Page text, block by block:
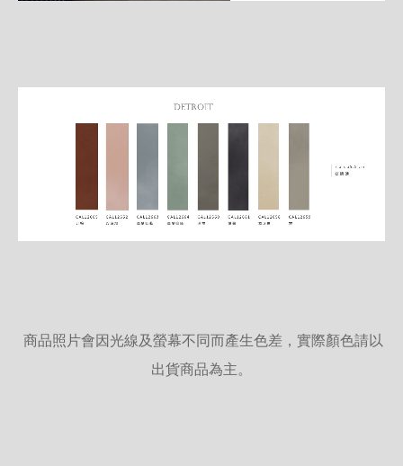
商品照片會因光線及螢幕不同而產生色差，實際顏色請以
出貨商品為主。